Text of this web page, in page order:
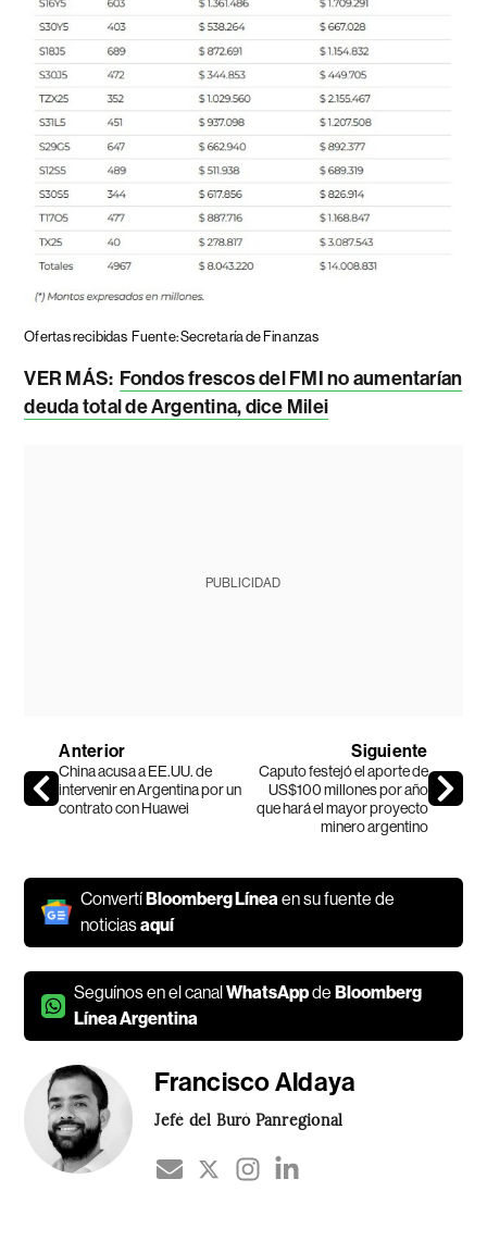
Ofertas recibidas Fuente: Secretaría de Finanzas
VER MÁS: Fondos frescos del FMI no aumentarían
deuda total de Argentina, dice Milei
PUBLICIDAD
Anterior
China acusa a EE.UU. de
intervenir en Argentina por un
contrato con Huawei
Siguiente
Caputo festejó el aporte de
US$100 millones por año
que hará el mayor proyecto
minero argentino
ConvertíBloomberg Línea en su fuente de
noticiasaquí
Seguínos en el canalWhatsAppdeBloomberg
Línea Argentina
Francisco Aldaya
Jefé del Buró Panregional